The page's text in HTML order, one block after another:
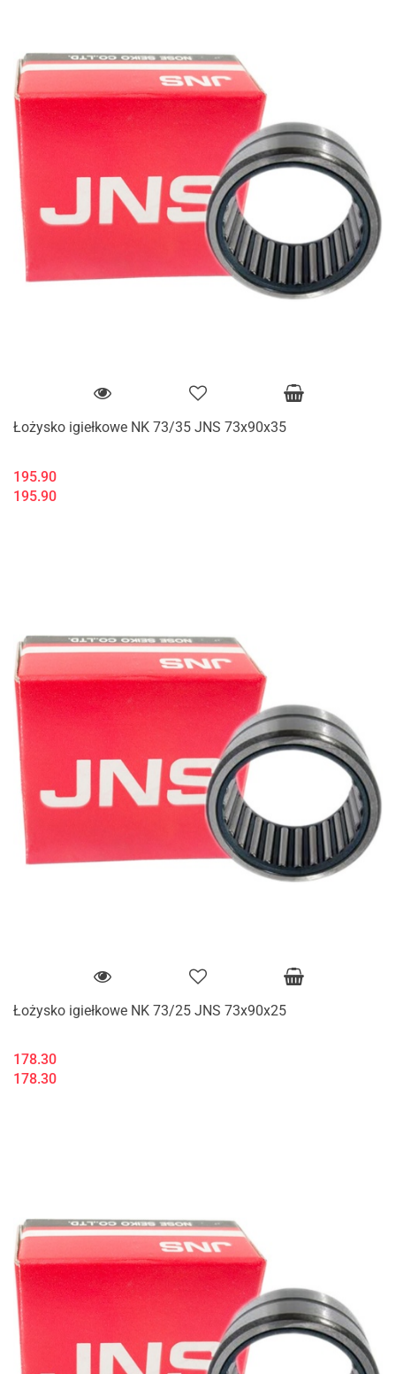
Łożysko igiełkowe NK 73/35 JNS 73x90x35
195.90
195.90
Łożysko igiełkowe NK 73/25 JNS 73x90x25
178.30
178.30